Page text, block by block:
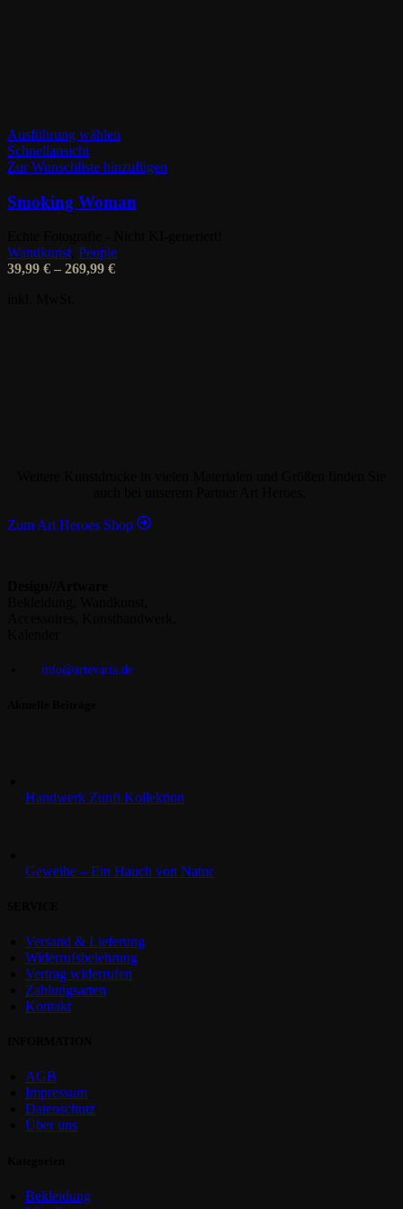
Ausführung wählen
weist
Varianten
auf.
Schnellansicht
Zur Wunschliste hinzufügen
Smoking Woman
Wandkunst, People
39,99 € – 269,99 €
Zum Art Heroes Shop
info@artevaria.de
Handwerk Zunft Kollektion
Geweihe – Ein Hauch von Natur
Versand & Lieferung
Widerrufsbelehrung
Vertrag widerrufen
Zahlungsarten
Kontakt
AGB
Impressum
Datenschutz
Über uns
Bekleidung